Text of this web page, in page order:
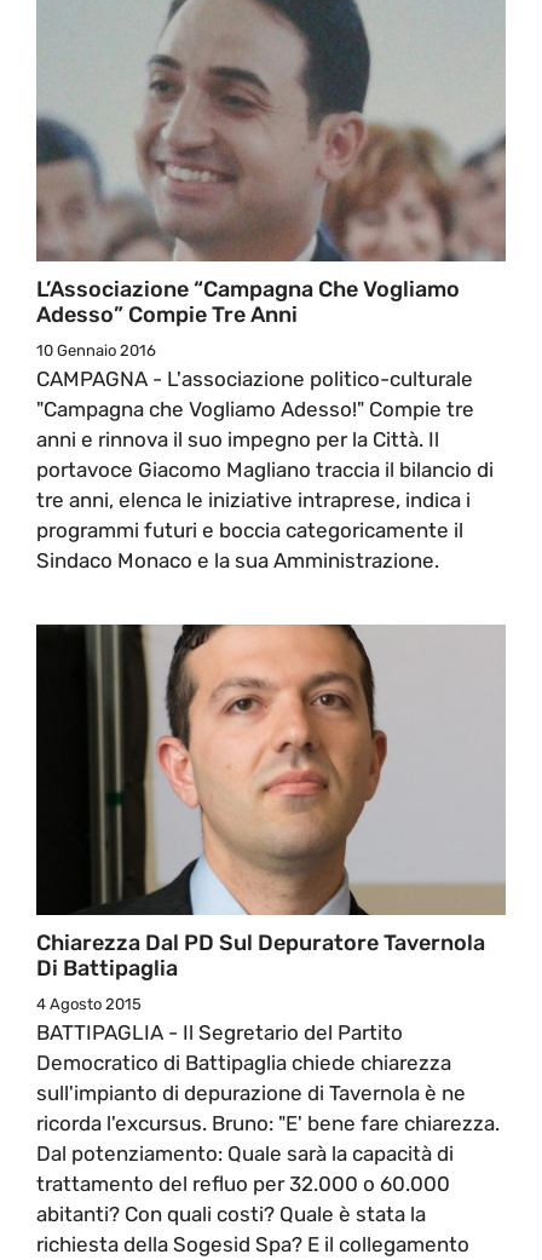
L’Associazione “Campagna Che Vogliamo
Adesso” Compie Tre Anni
10 Gennaio 2016
CAMPAGNA - L'associazione politico-culturale
"Campagna che Vogliamo Adesso!" Compie tre
anni e rinnova il suo impegno per la Città. Il
portavoce Giacomo Magliano traccia il bilancio di
tre anni, elenca le iniziative intraprese, indica i
programmi futuri e boccia categoricamente il
Sindaco Monaco e la sua Amministrazione.
Chiarezza Dal PD Sul Depuratore Tavernola
Di Battipaglia
4 Agosto 2015
BATTIPAGLIA - Il Segretario del Partito
Democratico di Battipaglia chiede chiarezza
sull'impianto di depurazione di Tavernola è ne
ricorda l'excursus. Bruno: "E' bene fare chiarezza.
Dal potenziamento: Quale sarà la capacità di
trattamento del refluo per 32.000 o 60.000
abitanti? Con quali costi? Quale è stata la
richiesta della Sogesid Spa? E il collegamento